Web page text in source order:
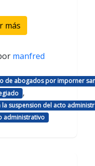
más
manfred
de abogados por imporner
,
suspension del acto
administrativo